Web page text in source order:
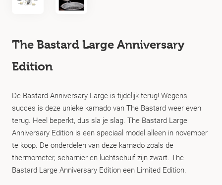
The Bastard Large Anniversary
Edition
De Bastard Anniversary Large is tijdelijk terug! Wegens
succes is deze unieke kamado van The Bastard weer even
terug. Heel beperkt, dus sla je slag. The Bastard Large
Anniversary Edition is een speciaal model alleen in november
te koop. De onderdelen van deze kamado zoals de
thermometer, scharnier en luchtschuif zijn zwart. The
Bastard Large Anniversary Edition een Limited Edition.